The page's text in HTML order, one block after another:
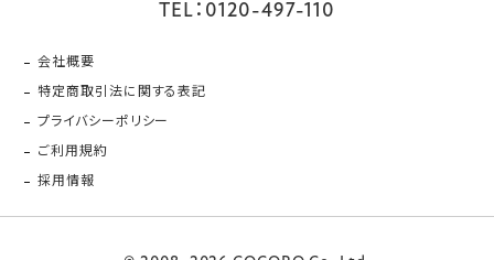
TEL：0120-497-110
会社概要
特定商取引法に関する表記
プライバシーポリシー
ご利用規約
採用情報